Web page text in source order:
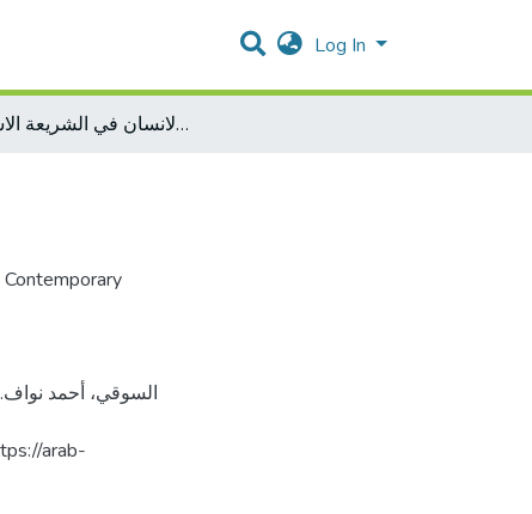
Log In
فلسفة الحدود و حقوق الانسان في الشريعة الاسلامية
Contemporary